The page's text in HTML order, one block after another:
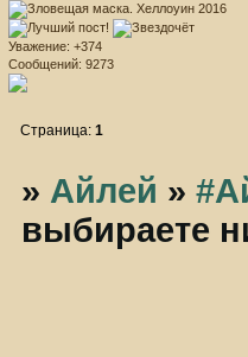
Уважение: +374
Сообщений: 9273
Страница:1
» Айлей »
выбираете